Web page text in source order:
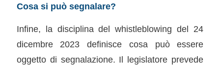
Cosa si può segnalare?
Infine, la disciplina del whistleblowing del 24
dicembre 2023 definisce cosa può essere
oggetto di segnalazione. Il legislatore prevede